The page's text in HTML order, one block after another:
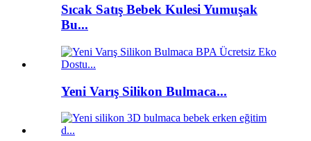
Sıcak Satış Bebek Kulesi Yumuşak
Bu...
Yeni Varış Silikon Bulmaca...